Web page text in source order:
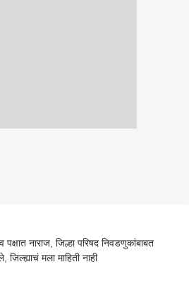
पक्षात नाराज, जिल्हा परिषद निवडणुकांबाबत
जिल्ह्याचं मला माहिती नाही